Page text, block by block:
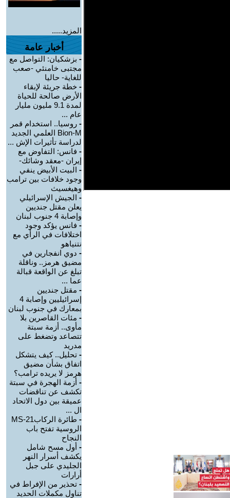
المزيد.....
أخبار عامة
- بزشكيان: التواصل مع
مجتبى خامنئي -صعب
للغاية- حاليا
- خطة جريئة لإبقاء
الأرض صالحة للحياة
لمدة 9.1 مليون مليار
عام ...
- روسيا.. استخدام قمر
Bion-M العلمي الجديد
لدراسة تأثيرات الإش ...
- فانس: التفاوض مع
إيران -معقد وشائك-
- البيت الأبيض ينفي
وجود خلافات بين ترامب
وهيغسيث
- الجيش الإسرائيلي
يعلن مقتل جنديين
وإصابة 4 جنوب لبنان
- فانس يؤكد وجود
اختلافات في الرأي مع
نتنياهو
- دوي انفجارين في
مضيق هرمز.. وناقلة
تبلغ عن الواقعة قبالة
عما ...
- مقتل جنديين
إسرائيليين وإصابة 4
بمعارك في جنوب لبنان
- مئات القاصرين بلا
مأوى.. أزمة سبتة
تتصاعد وتضغط على
مدريد
- تحليل.. كيف يتشكل
اتفاق بشأن مضيق
هرمز لا يريده ترامب؟
- أزمة الهجرة في سبتة
تكشف عن تناقضات
عميقة بين دول الاتحاد
ال ...
-
طائرة الركابMS-21
الروسية تفتح باب
النجاح
- أول مسح شامل
يكشف أسرار النهر
الجليدي على جبل
أرارات
- تحذير من الإفراط في
تناول مكملات الحديد